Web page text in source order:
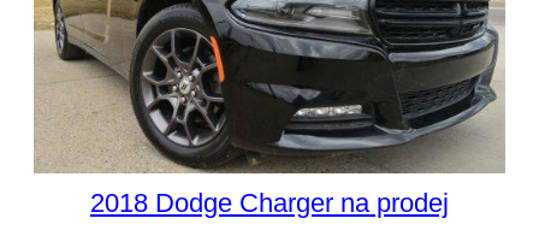
2018 Dodge Charger na prodej